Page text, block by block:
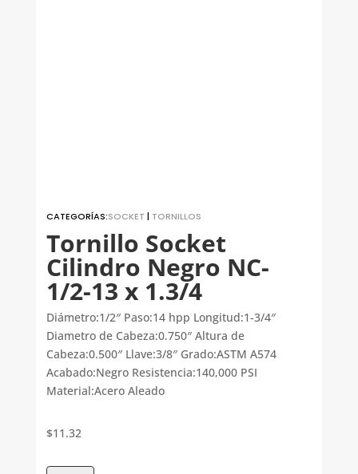
CATEGORÍAS:SOCKET | TORNILLOS
Tornillo Socket
Cilindro Negro NC-
1/2-13 x 1.3/4
Diámetro:1/2″ Paso:14 hpp Longitud:1-3/4″
Diametro de Cabeza:0.750″ Altura de
Cabeza:0.500″ Llave:3/8″ Grado:ASTM A574
Acabado:Negro Resistencia:140,000 PSI
Material:Acero Aleado
$11.32